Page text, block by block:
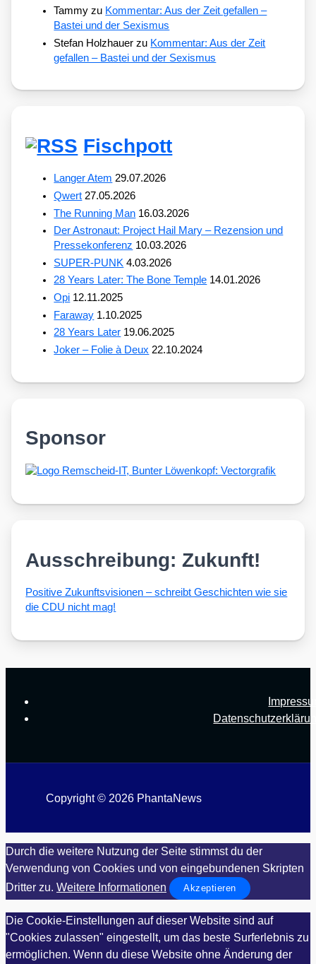
Tammy zu Kommentar: Aus der Zeit gefallen –
Bastei und der Sexismus
Stefan Holzhauer zu Kommentar: Aus der Zeit
gefallen – Bastei und der Sexismus
Fischpott
Langer Atem 29.07.2026
Qwert 27.05.2026
The Running Man 16.03.2026
Der Astronaut: Project Hail Mary – Rezension und
Pressekonferenz 10.03.2026
SUPER-PUNK 4.03.2026
28 Years Later: The Bone Temple 14.01.2026
Opi 12.11.2025
Faraway 1.10.2025
28 Years Later 19.06.2025
Joker – Folie à Deux 22.10.2024
Sponsor
Ausschreibung: Zukunft!
Posi­ti­ve Zukunfts­vi­sio­nen – schreibt Geschich­ten wie sie
die CDU nicht mag!
Copyright © 2026 PhantaNews
Durch die weitere Nutzung der Seite stimmst du der
Verwendung von Cookies und von eingebundenen Skripten
Dritter zu. Weitere Informationen Akzeptieren
Die Cookie-Einstellungen auf dieser Website sind auf
"Cookies zulassen" eingestellt, um das beste Surferlebnis zu
ermöglichen. Wenn du diese Website ohne Änderung der